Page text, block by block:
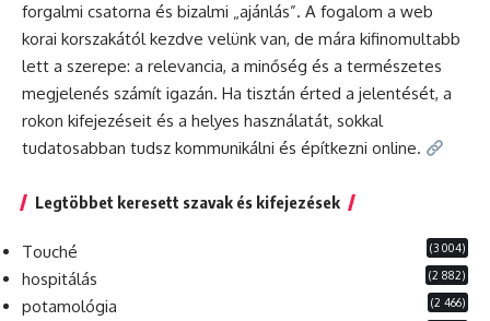
forgalmi csatorna és bizalmi „ajánlás”. A fogalom a web
korai korszakától kezdve velünk van, de mára kifinomultabb
lett a szerepe: a relevancia, a minőség és a természetes
megjelenés számít igazán. Ha tisztán érted a jelentését, a
rokon kifejezéseit és a helyes használatát, sokkal
tudatosabban tudsz kommunikálni és építkezni online.
Legtöbbet keresett szavak és kifejezések
Touché (3 004)
hospitálás (2 882)
potamológia (2 466)